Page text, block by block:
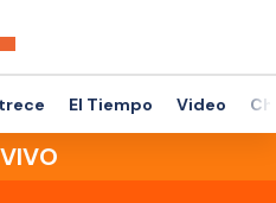
El Tiempo Video